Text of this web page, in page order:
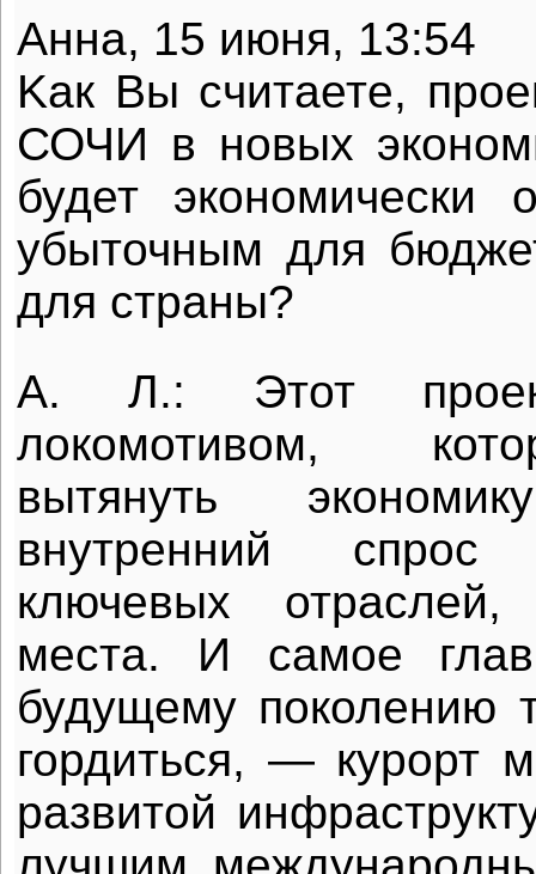
Aнна, 15 июня, 13:54
Kак Вы считаете,
СОЧИ в новых
будет экономически
убыточным для
для страны?
А. Л.: Этот
локомотивом,
вытянуть
внутренний
ключевых
места. И самое
будущему поколению
гордиться, — курорт
развитой